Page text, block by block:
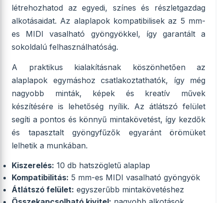
létrehozhatod az egyedi, színes és részletgazdag
alkotásaidat. Az alaplapok kompatibilisek az 5 mm-
es MIDI vasalható gyöngyökkel, így garantált a
sokoldalú felhasználhatóság.
A praktikus kialakításnak köszönhetően az
alaplapok egymáshoz csatlakoztathatók, így még
nagyobb minták, képek és kreatív művek
készítésére is lehetőség nyílik. Az átlátszó felület
segíti a pontos és könnyű mintakövetést, így kezdők
és tapasztalt gyöngyfűzők egyaránt örömüket
lelhetik a munkában.
Kiszerelés: 10 db hatszögletű alaplap
Kompatibilitás: 5 mm-es MIDI vasalható gyöngyök
Átlátszó felület: egyszerűbb mintakövetéshez